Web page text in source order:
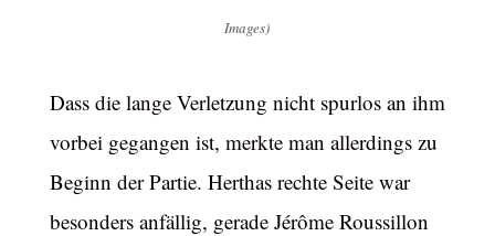
Images)
Dass die lange Verletzung nicht spurlos an ihm
vorbei gegangen ist, merkte man allerdings zu
Beginn der Partie. Herthas rechte Seite war
besonders anfällig, gerade Jérôme Roussillon